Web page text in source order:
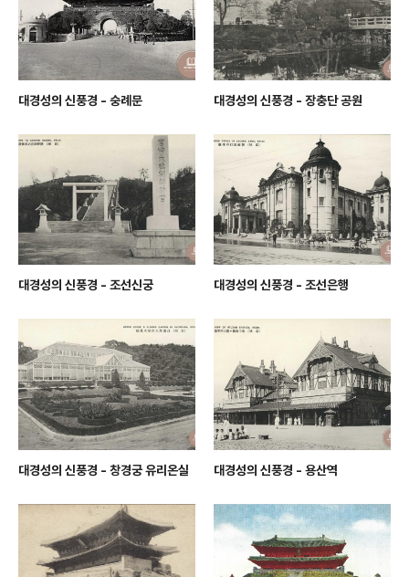
대경성의 신풍경 - 숭례문 대경성의 신풍경 - 장충단 공원
대경성의 신풍경 - 조선신궁 대경성의 신풍경 - 조선은행
대경성의 신풍경 - 창경궁 유리온실 대경성의 신풍경 - 용산역